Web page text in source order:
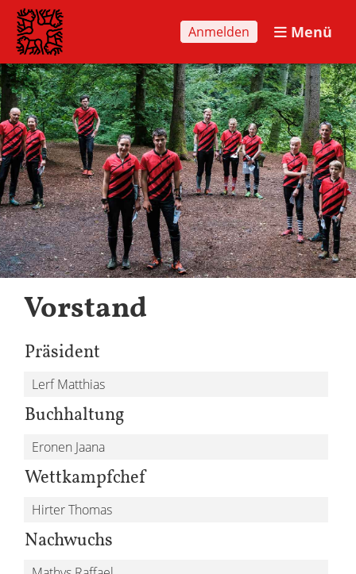
Anmelden Menü
Vorstand
Präsident
Lerf Matthias
Buchhaltung
Eronen Jaana
Wettkampfchef
Hirter Thomas
Nachwuchs